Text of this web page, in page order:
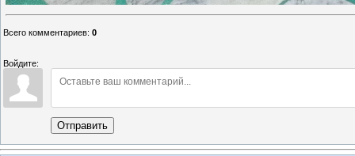
Всего комментариев: 0
Войдите:
Отправить